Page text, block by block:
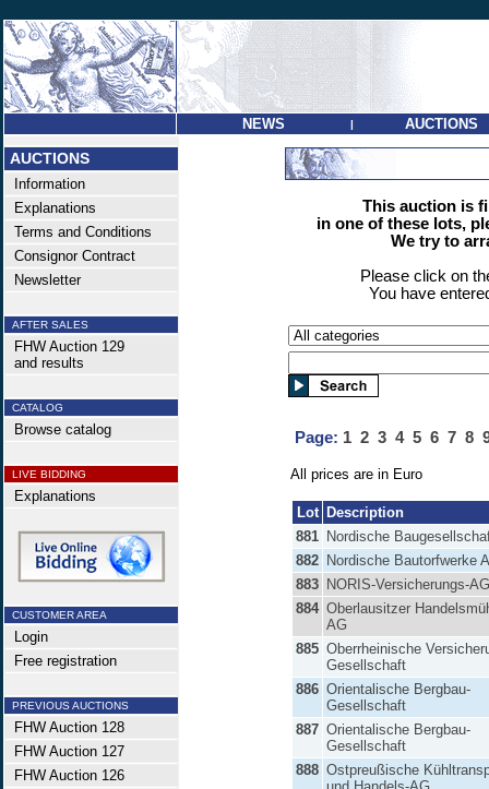
NEWS | AUCTIONS
AUCTIONS
Information
Explanations
Terms and Conditions
Consignor Contract
Newsletter
AFTER SALES
FHW Auction 129
and results
CATALOG
Browse catalog
LIVE BIDDING
Explanations
CUSTOMER AREA
Login
Free registration
PREVIOUS AUCTIONS
FHW Auction 128
FHW Auction 127
FHW Auction 126
This auction is
in one of these lots,
We try to
Please click on
You have
Page: 1 2 3 4 5 6 7 8
All prices are in Euro
Lot
Description
881 Nordische
882 Nordische Bautorfwerke
883 NORIS-Versicherungs-AG
884 Oberlausitzer
AG
885 Oberrheinische
Gesellschaft
886 Orientalische Bergbau-
Gesellschaft
887 Orientalische Bergbau-
Gesellschaft
888 Ostpreußische